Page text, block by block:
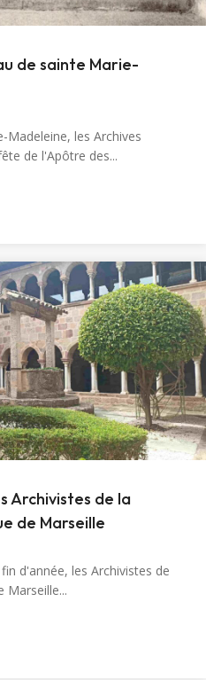
de sainte Marie-
Madeleine, les Archives
de l'Apôtre des...
Archivistes de la
de Marseille
d'année, les Archivistes de
Marseille...